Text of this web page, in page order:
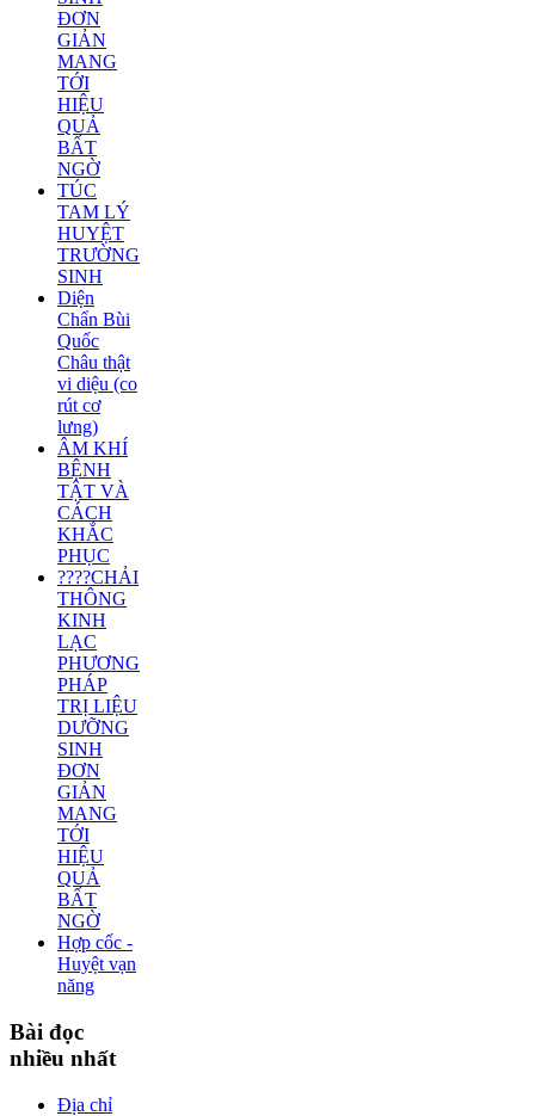
ĐƠN
GIẢN
MANG
TỚI
HIỆU
QUẢ
BẤT
NGỜ
TÚC
TAM LÝ
HUYỆT
TRƯỜNG
SINH
Diện
Chẩn Bùi
Quốc
Châu thật
vi diệu (co
rút cơ
lưng)
ÂM KHÍ
BỆNH
TẬT VÀ
CÁCH
KHẮC
PHỤC
????CHẢI
THÔNG
KINH
LẠC
PHƯƠNG
PHÁP
TRỊ LIỆU
DƯỠNG
SINH
ĐƠN
GIẢN
MANG
TỚI
HIỆU
QUẢ
BẤT
NGỜ
Hợp cốc -
Huyệt vạn
năng
Bài đọc
nhiều nhất
Địa chỉ